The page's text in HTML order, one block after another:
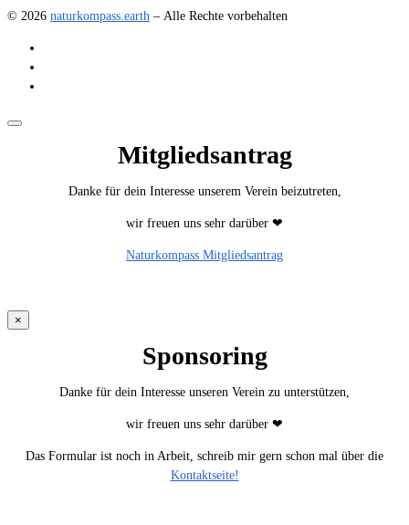
© 2026 naturkompass.earth – Alle Rechte vorbehalten
Mitgliedsantrag
Danke für dein Interesse unserem Verein beizutreten,
wir freuen uns sehr darüber ❤
Naturkompass Mitgliedsantrag
×
Sponsoring
Danke für dein Interesse unseren Verein zu unterstützen,
wir freuen uns sehr darüber ❤
Das Formular ist noch in Arbeit, schreib mir gern schon mal über die
Kontaktseite!